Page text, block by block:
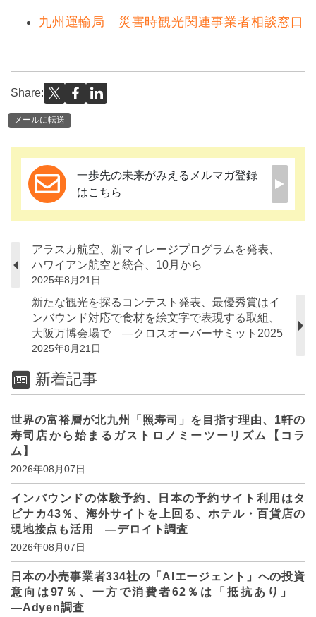
九州運輸局 災害時観光関連事業者相談窓口
Share:
メールに転送
一歩先の未来がみえるメルマガ登録
はこちら
アラスカ航空、新マイレージプログラムを発表、
ハワイアン航空と統合、10月から
2025年8月21日
新たな観光を探るコンテスト発表、最優秀賞はイ
ンバウンド対応で食材を絵文字で表現する取組、
大阪万博会場で ―クロスオーバーサミット2025
2025年8月21日
新着記事
世界の富裕層が北九州「照寿司」を目指す理由、1軒の
寿司店から始まるガストロノミーツーリズム【コラ
ム】
2026年08月07日
インバウンドの体験予約、日本の予約サイト利用はタ
ビナカ43％、海外サイトを上回る、ホテル・百貨店の
現地接点も活用 ―デロイト調査
2026年08月07日
日本の小売事業者334社の「AIエージェント」への投資
意向は97％、一方で消費者62％は「抵抗あり」
―Adyen調査